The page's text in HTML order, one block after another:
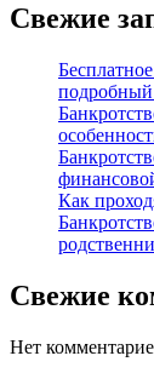
Свежие
Как
Свежие
Нет